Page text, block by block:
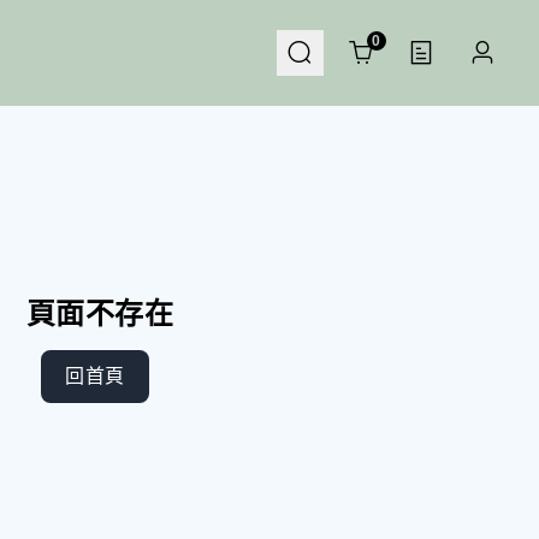
Cart0
頁面不存在
回首頁